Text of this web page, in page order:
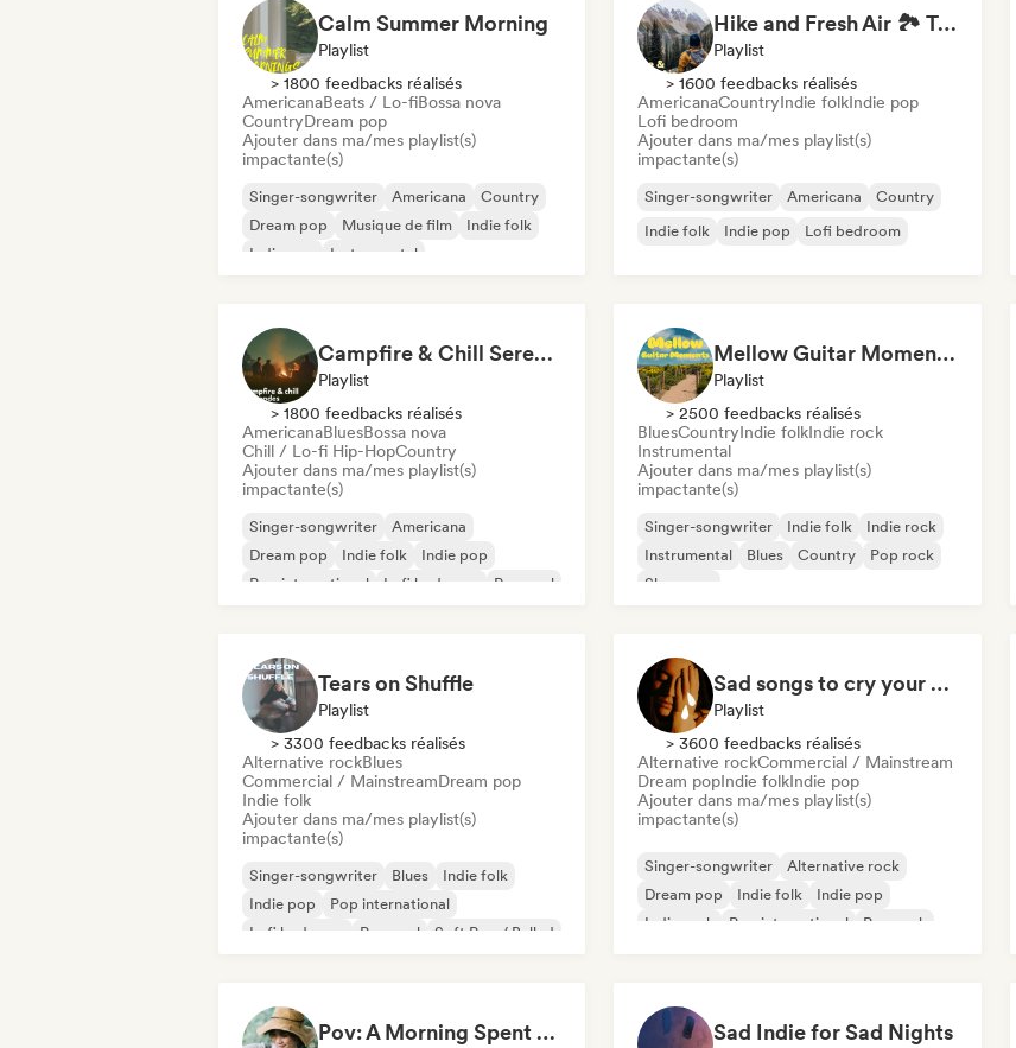
Calm Summer Morning
Playlist
> 1800 feedbacks réalisés
AmericanaBeats / Lo-fiBossa nova
CountryDream pop
Ajouter dans ma/mes playlist(s)
impactante(s)
Singer-songwriter Americana
Country
Dream pop
Musique de film
Indie folk
Indie pop
Instrumental
Hike and Fresh Air 🏞️ Trail-Ready Indie Folk & Acoustic
Playlist
> 1600 feedbacks réalisés
AmericanaCountryIndie folkIndie pop
Lofi bedroom
Ajouter dans ma/mes playlist(s)
impactante(s)
Singer-songwriter Americana
Country
Indie folk
Indie pop Lofi bedroom
Campfire & Chill Serenades 🔥 Indie Folk, Acoustic & Singer-Songwriter
Playlist
> 1800 feedbacks réalisés
AmericanaBluesBossa nova
Chill / Lo-fi Hip-HopCountry
Ajouter dans ma/mes playlist(s)
impactante(s)
Singer-songwriter
Americana
Dream pop
Indie folk
Indie pop
Pop international
Lofi bedroom Pop soul
Mellow Guitar Moments 🎸 Acoustic Indie Folk & Singer-Songwriter
Playlist
> 2500 feedbacks réalisés
BluesCountryIndie folkIndie rock
Instrumental
Ajouter dans ma/mes playlist(s)
impactante(s)
Singer-songwriter Indie folk
Indie rock
Instrumental
Blues Country
Pop rock
Shoegaze
Tears on Shuffle
Playlist
> 3300 feedbacks réalisés
Alternative rockBlues
Commercial / MainstreamDream pop
Indie folk
Ajouter dans ma/mes playlist(s)
impactante(s)
Singer-songwriter Blues
Indie folk
Indie pop
Pop international
Lofi bedroom
Pop soul Soft Pop / Ballad
Sad songs to cry your eyes out
Playlist
> 3600 feedbacks réalisés
Alternative rockCommercial / Mainstream
Dream popIndie folkIndie pop
Ajouter dans ma/mes playlist(s)
impactante(s)
Singer-songwriter
Alternative rock
Dream pop
Indie folk
Indie pop
Indie rock
Pop international Pop rock
Pov: A Morning Spent Nurturing My Garden Sad Indie for Sad Nights